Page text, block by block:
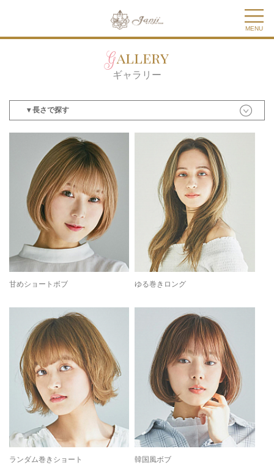
MENU
Gallery
ギャラリー
▾ 長さで探す
甘めショートボブ ゆる巻きロング
ランダム巻きショート 韓国風ボブ